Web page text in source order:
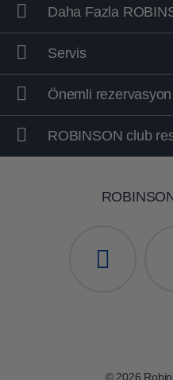
Barlar ve dans
Daha Fazla
Servis
Önemli
ROBINSON club
© 2026